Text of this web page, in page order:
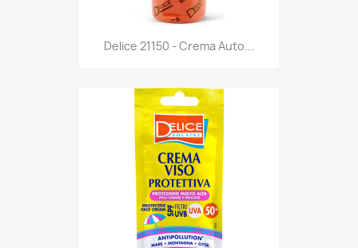
Anteprima
Delice 21150 - Crema Auto...